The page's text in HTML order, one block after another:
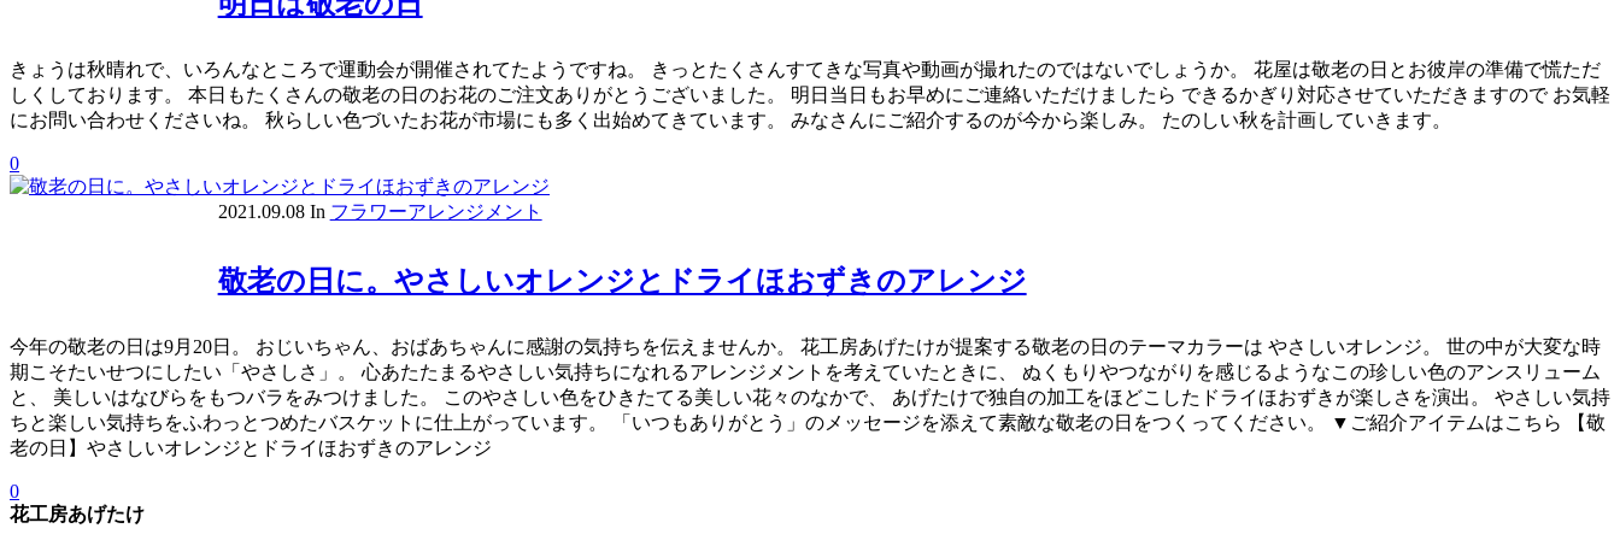
きょうは秋晴れで、いろんなところで運動会が開催されてたようですね。 きっとたくさんすてきな写真や動画が撮れたのではないでしょうか。 花屋は敬老の日とお彼岸の準備で慌ただ
しくしております。 本日もたくさんの敬老の日のお花のご注文ありがとうございました。 明日当日もお早めにご連絡いただけましたら できるかぎり対応させていただきますので お気軽
にお問い合わせくださいね。 秋らしい色づいたお花が市場にも多く出始めてきています。 みなさんにご紹介するのが今から楽しみ。 たのしい秋を計画していきます。
0
2021.09.08 In フラワーアレンジメント
敬老の日に。やさしいオレンジとドライほおずきのアレンジ
今年の敬老の日は9月20日。 おじいちゃん、おばあちゃんに感謝の気持ちを伝えませんか。 花工房あげたけが提案する敬老の日のテーマカラーは やさしいオレンジ。 世の中が大変な時
期こそたいせつにしたい「やさしさ」。 心あたたまるやさしい気持ちになれるアレンジメントを考えていたときに、 ぬくもりやつながりを感じるようなこの珍しい色のアンスリューム
と、 美しいはなびらをもつバラをみつけました。 このやさしい色をひきたてる美しい花々のなかで、 あげたけで独自の加工をほどこしたドライほおずきが楽しさを演出。 やさしい気持
ちと楽しい気持ちをふわっとつめたバスケットに仕上がっています。 「いつもありがとう」のメッセージを添えて素敵な敬老の日をつくってください。 ▼ご紹介アイテムはこちら 【敬
老の日】やさしいオレンジとドライほおずきのアレンジ
0
花工房あげたけ